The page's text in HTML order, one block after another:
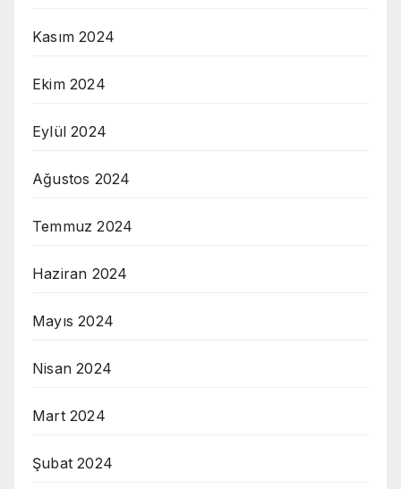
Kasım 2024
Ekim 2024
Eylül 2024
Ağustos 2024
Temmuz 2024
Haziran 2024
Mayıs 2024
Nisan 2024
Mart 2024
Şubat 2024